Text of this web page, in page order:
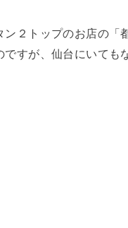
ン２トップのお店の「
ですが、仙台にいても